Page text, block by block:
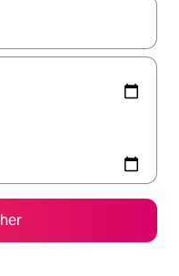
les flèches vers le